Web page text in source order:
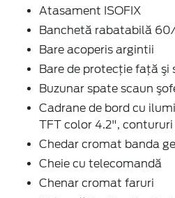
Atasament ISOFIX
Banchetă rabatabilă
Bare acoperis argintii
Bare de protecţie faţă şi
Buzunar spate scaun
Cadrane de bord cu
TFT color 4.2",
Chedar cromat banda
Cheie cu telecomandă
Chenar cromat faruri